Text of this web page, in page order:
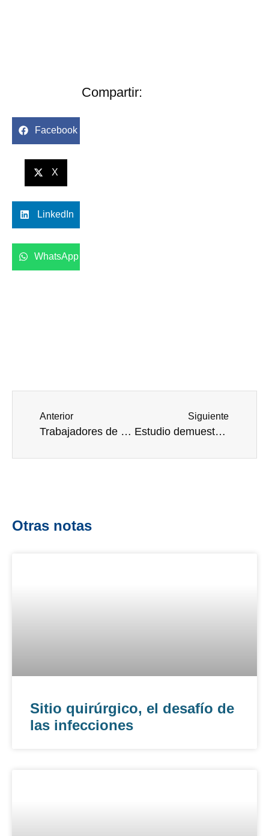
Compartir:
Facebook
X
LinkedIn
WhatsApp
Anterior
Trabajadores de medicina de urgencias con síndrome de agotamiento alcanza un nuevo máximo, se necesitan acciones urgentes para atenderlos
Siguiente
Estudio demuestra que una IA detecta síntomas de sepsis horas antes que métodos tradicionales; acelerar detección evita cientos de muertes
Otras notas
Sitio quirúrgico, el desafío de
las infecciones